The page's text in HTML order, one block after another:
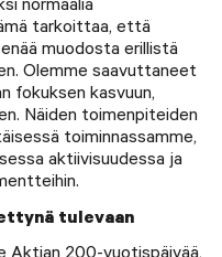
normaalia
tarkoittaa, että
muodosta erillistä
Olemme saavuttaneet
fokuksen kasvuun,
Näiden toimenpiteiden
toiminnassamme,
aktiivisuudessa ja
tulevaan